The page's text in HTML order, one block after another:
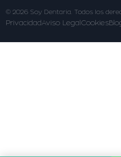
© 2026 Soy Dentaria. Todos los
Privacidad Aviso Legal Cookies